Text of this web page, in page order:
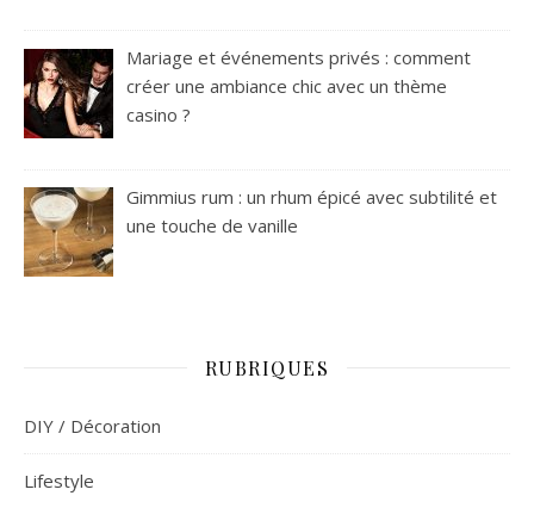
Mariage et événements privés : comment
créer une ambiance chic avec un thème
casino ?
Gimmius rum : un rhum épicé avec subtilité et
une touche de vanille
RUBRIQUES
DIY / Décoration
Lifestyle